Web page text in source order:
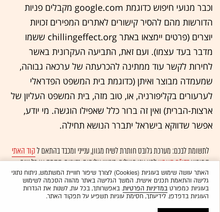
וכבר מנועי חיפוש כדוגמת google.com מקבלים פניות
הדורשות מהם להסיר קישורים לאתרים המפירים זכויות
יוצרים (פרטים יימצאו באתר chillingeffect.org ששמו
מדבר בעד עצמו). ועם זאת, התביעה העקרונית באשר
לחירות לקשר עוד ממתינה להכרעתה של ערכאה גבוהה,
שמעמדה מבוצר ואיתן (כדוגמת בית המשפט הפדראלי
לערעורים בקליפורניה, או, טוב מזה, בית המשפט העליון של
ארצות-הברית) ואין זה ברור כלל שאפילו הוגשה. מי יודע,
אפשר שדווקא בישראל יתברר הנושא תחילה.
לתשומת לבכם: מערכת גלובס חותרת לשיח מגוון, ענייני ומכבד בהתאם לקוד האתי
המופיעבדו"ח האמוןלפיו אנו פועלים. ביטויי אלימות, גזענות, הסתה או כל שיח
בלתי הולם אחר מסוננים בצורהאוטומטיתולא יפורסמו באתר.
האתר עושה שימוש בעוגיות (Cookies) לצורך שיפור חוויית המשתמש, ניתוח נתוני
גלישה והתאמת תכנים אישית. המשך הגלישה באתר מהווה הסכמה לשימוש
בעוגיות כמפורטבמדיניות הפרטיות. באפשרותך, בכל עת, לשנות את הגדרות
העוגיות בדפדפן. לידיעתך, חסימת עוגיות תשפיע על תפקוד האתר.